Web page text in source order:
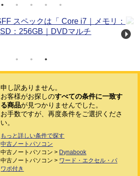
申し訳ありません。
お客様がお探しのすべての条件に一致す
る商品が見つかりませんでした。
お手数ですが、再度条件をご選択くださ
い。
もっと詳しい条件で探す
中古ノートパソコン
中古ノートパソコン > Dynabook
中古ノートパソコン > ワード・エクセル・パ
ワポ付き